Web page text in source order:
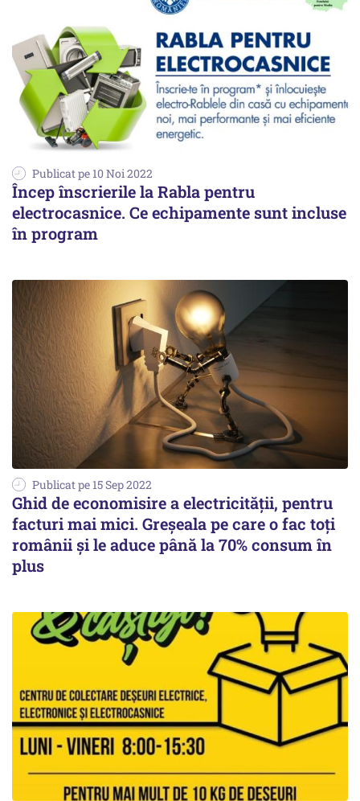
Publicat pe 10 Noi 2022
Încep înscrierile la Rabla pentru
electrocasnice. Ce echipamente sunt incluse
în program
Publicat pe 15 Sep 2022
Ghid de economisire a electricității, pentru
facturi mai mici. Greșeala pe care o fac toți
românii și le aduce până la 70% consum în
plus